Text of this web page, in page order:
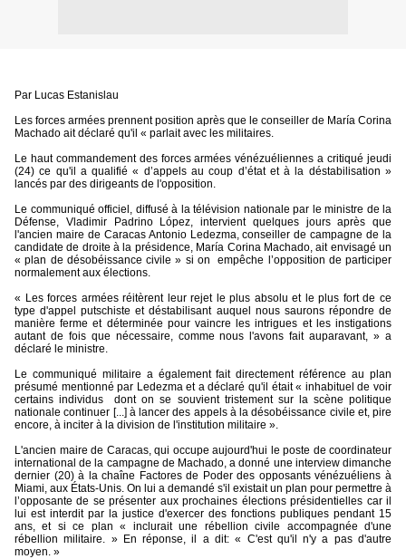
Par Lucas Estanislau
Les forces armées prennent position après que le conseiller de María Corina
Machado ait déclaré qu'il « parlait avec les militaires.
Le haut commandement des forces armées vénézuéliennes a critiqué jeudi
(24) ce qu'il a qualifié « d’appels au coup d’état et à la déstabilisation »
lancés par des dirigeants de l'opposition.
Le communiqué officiel, diffusé à la télévision nationale par le ministre de la
Défense, Vladimir Padrino López, intervient quelques jours après que
l'ancien maire de Caracas Antonio Ledezma, conseiller de campagne de la
candidate de droite à la présidence, María Corina Machado, ait envisagé un
« plan de désobéissance civile » si on
empêche l’opposition de participer
normalement aux élections.
« Les forces armées réitèrent leur rejet le plus absolu et le plus fort de ce
type d'appel putschiste et déstabilisant auquel nous saurons répondre de
manière ferme et déterminée pour vaincre les intrigues et les instigations
autant de fois que nécessaire, comme nous l'avons fait auparavant, » a
déclaré le ministre.
Le communiqué militaire a également fait directement référence au plan
présumé mentionné par Ledezma et a déclaré qu'il était « inhabituel de voir
certains individus
dont on se souvient tristement sur la scène politique
nationale continuer [...] à lancer des appels à la désobéissance civile et, pire
encore, à inciter à la division de l'institution militaire ».
L'ancien maire de Caracas, qui occupe aujourd'hui le poste de coordinateur
international de la campagne de Machado, a donné une interview dimanche
dernier (20) à la chaîne Factores de Poder des opposants vénézuéliens à
Miami, aux États-Unis. On lui a demandé s'il existait un plan pour permettre à
l’opposante de se présenter aux prochaines élections présidentielles car il
lui est interdit par la justice d'exercer des fonctions publiques pendant 15
ans, et si ce plan « inclurait une rébellion civile accompagnée d'une
rébellion militaire. » En réponse, il a dit: « C'est qu'il n'y a pas d'autre
moyen. »